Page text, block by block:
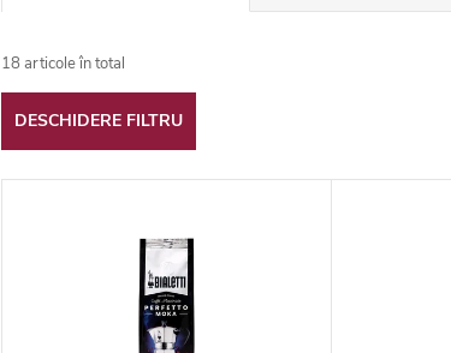
e
l
e
18 articole în total
DESCHIDERE FILTRU